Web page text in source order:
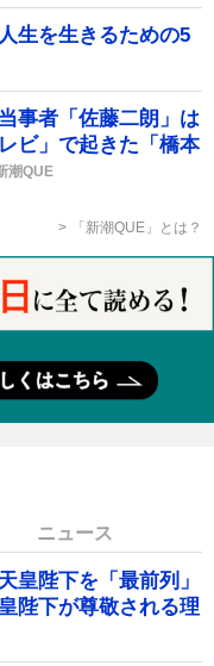
生を生きるための5
事者「佐藤二朗」は
ビ」で起きた「橋本
潮QUE
「新潮QUE」とは？
ニュース
皇陛下を「最前列」
陛下が尊敬される理